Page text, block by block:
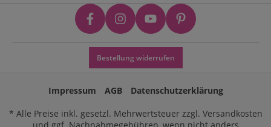
Bestellung widerrufen
Impressum AGB
Datenschutzerklärung
* Alle Preise inkl. gesetzl. Mehrwertsteuer zzgl. Versandkosten